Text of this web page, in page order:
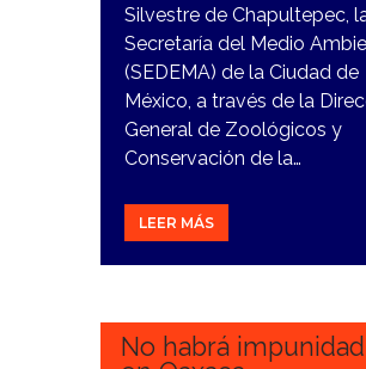
Silvestre de Chapultepec,
Secretaría del Medio
(SEDEMA) de la Ciudad de
México, a través de la
General de Zoológicos y
Conservación de la…
LEER MÁS
5
No habrá impunidad